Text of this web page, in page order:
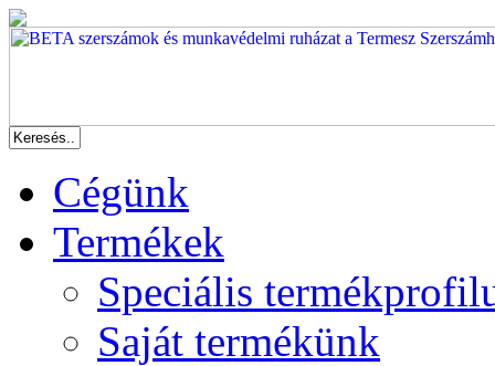
Cégünk
Termékek
Speciális
Saját termékünk